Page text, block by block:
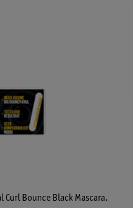
Curl Bounce Black Mascara.